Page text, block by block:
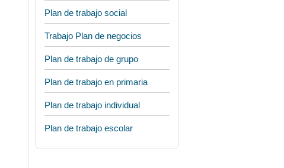
Plan de trabajo social
Trabajo Plan de negocios
Plan de trabajo de grupo
Plan de trabajo en primaria
Plan de trabajo individual
Plan de trabajo escolar